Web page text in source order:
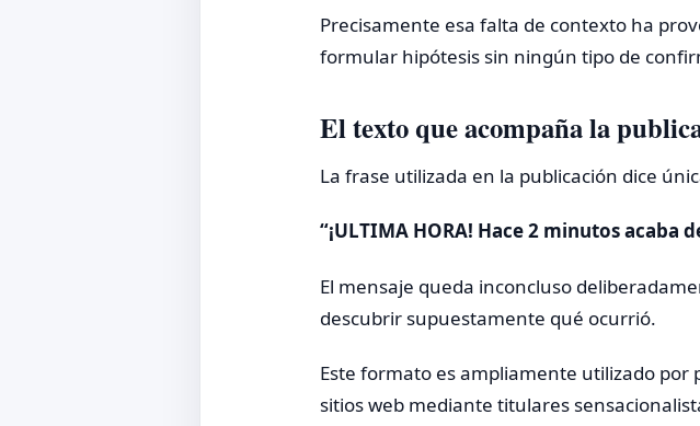
Precisamente esa falta de contexto ha
formular hipótesis sin ningún tipo de
El texto que acompaña la
La frase utilizada en la publicación dice
“¡ULTIMA HORA! Hace 2 minutos acaba
El mensaje queda inconcluso
descubrir supuestamente qué ocurrió.
Este formato es ampliamente utilizado
sitios web mediante titulares